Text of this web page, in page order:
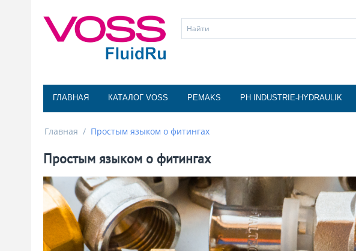
ГЛАВНАЯ КАТАЛОГ VOSS PEMAKS PH INDUSTRIE-HYDRAULIK
Главная / Простым языком о фитингах
Простым языком о фитингах